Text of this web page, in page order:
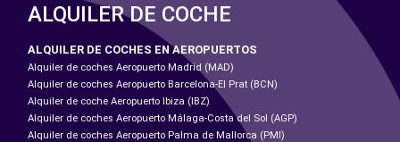
ALQUILER DE COCHE
ALQUILER DE COCHES EN AEROPUERTOS
Alquiler de coches Aeropuerto Madrid (MAD)
Alquiler de coches Aeropuerto Barcelona-El Prat (BCN)
Alquiler de coche Aeropuerto Ibiza (IBZ)
Alquiler de coches Aeropuerto Málaga-Costa del Sol (AGP)
Alquiler de coches Aeropuerto Palma de Mallorca (PMI)